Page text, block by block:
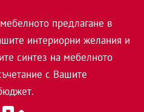
предлагане в
интериорни желания и
синтез на мебелното
с Вашите